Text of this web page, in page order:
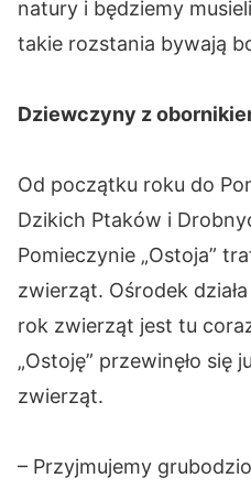
natury i będziemy
takie rozstania bywają
Dziewczyny z
Od początku roku do
Dzikich Ptaków i
Pomieczynie „Ostoja”
zwierząt. Ośrodek
rok zwierząt jest tu
„Ostoję” przewinęło się
zwierząt.
– Przyjmujemy